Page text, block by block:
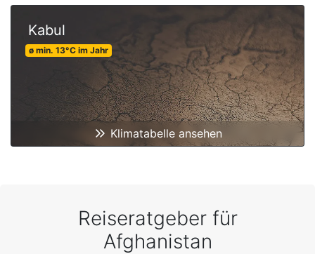
Kabul
ø min. 13°C im Jahr
Klimatabelle ansehen
Reiseratgeber für
Afghanistan